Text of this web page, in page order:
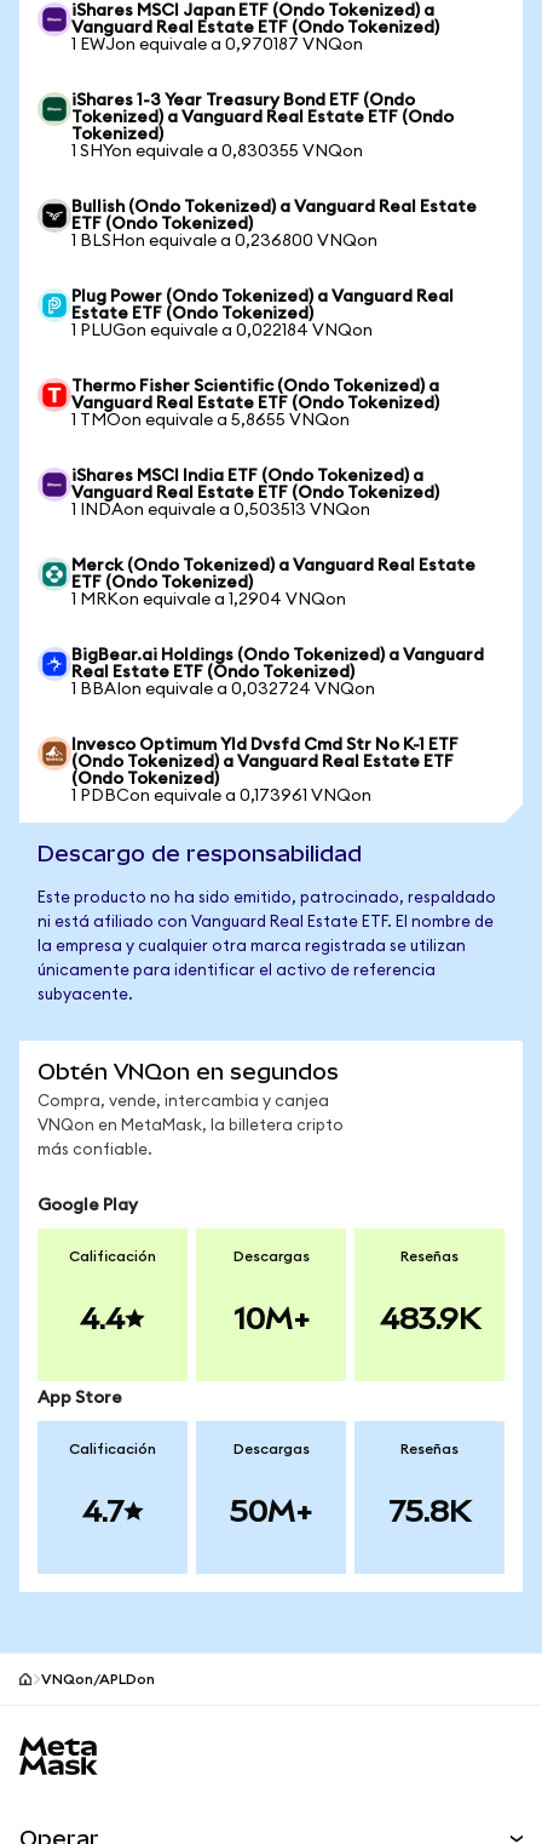
iShares MSCI Japan ETF (Ondo Tokenized) a
Vanguard Real Estate ETF (Ondo Tokenized)
1 EWJon equivale a 0,970187 VNQon
iShares 1-3 Year Treasury Bond ETF (Ondo
Tokenized) a Vanguard Real Estate ETF (Ondo
Tokenized)
1 SHYon equivale a 0,830355 VNQon
Bullish (Ondo Tokenized) a Vanguard Real Estate
ETF (Ondo Tokenized)
1 BLSHon equivale a 0,236800 VNQon
Plug Power (Ondo Tokenized) a Vanguard Real
Estate ETF (Ondo Tokenized)
1 PLUGon equivale a 0,022184 VNQon
Thermo Fisher Scientific (Ondo Tokenized) a
Vanguard Real Estate ETF (Ondo Tokenized)
1 TMOon equivale a 5,8655 VNQon
iShares MSCI India ETF (Ondo Tokenized) a
Vanguard Real Estate ETF (Ondo Tokenized)
1 INDAon equivale a 0,503513 VNQon
Merck (Ondo Tokenized) a Vanguard Real Estate
ETF (Ondo Tokenized)
1 MRKon equivale a 1,2904 VNQon
BigBear.ai Holdings (Ondo Tokenized) a Vanguard
Real Estate ETF (Ondo Tokenized)
1 BBAIon equivale a 0,032724 VNQon
Invesco Optimum Yld Dvsfd Cmd Str No K-1 ETF
(Ondo Tokenized) a Vanguard Real Estate ETF
(Ondo Tokenized)
1 PDBCon equivale a 0,173961 VNQon
Descargo de responsabilidad
Este producto no ha sido emitido, patrocinado, respaldado
ni está afiliado con Vanguard Real Estate ETF. El nombre de
la empresa y cualquier otra marca registrada se utilizan
únicamente para identificar el activo de referencia
subyacente.
Obtén VNQon en segundos
Compra, vende, intercambia y canjea
VNQon en MetaMask, la billetera cripto
más confiable.
Google Play
Calificación
4.4
Descargas
10M+
Reseñas
483.9K
App Store
Calificación
4.7
Descargas
50M+
Reseñas
75.8K
VNQon/APLDon
Operar